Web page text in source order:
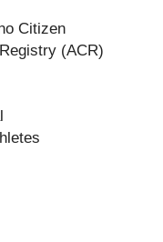
Citizen
(ACR)